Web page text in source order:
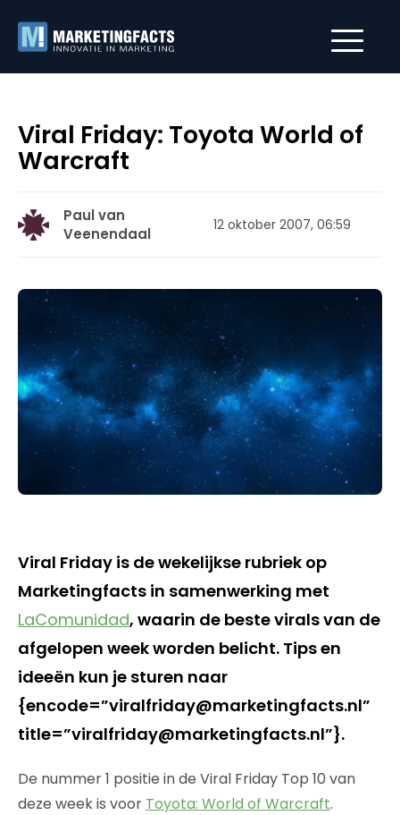
Viral Friday: Toyota World of
Warcraft
Paul van
Veenendaal
12 oktober 2007, 06:59
Viral Friday is de wekelijkse rubriek op
Marketingfacts in samenwerking met
LaComunidad, waarin de beste virals van de
afgelopen week worden belicht. Tips en
ideeën kun je sturen naar
{encode=”viralfriday@marketingfacts.nl”
title=”viralfriday@marketingfacts.nl”}.
De nummer 1 positie in de Viral Friday Top 10 van
deze week is voor Toyota: World of Warcraft.